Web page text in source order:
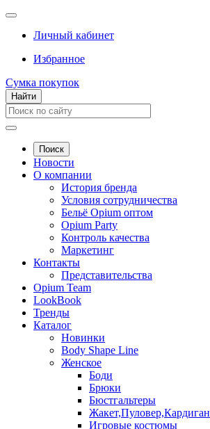
Личный кабинет
Избранное
Сумка покупок
Найти
Поиск
Новости
О компании
История бренда
Условия сотрудничества
Бельё Opium оптом
Opium Party
Контроль качества
Маркетинг
Контакты
Представительства
Opium Team
LookBook
Тренды
Каталог
Новинки
Body Shape Line
Женское
Боди
Брюки
Бюстгальтеры
Жакет,Пуловер,Кардиган
Игровые костюмы